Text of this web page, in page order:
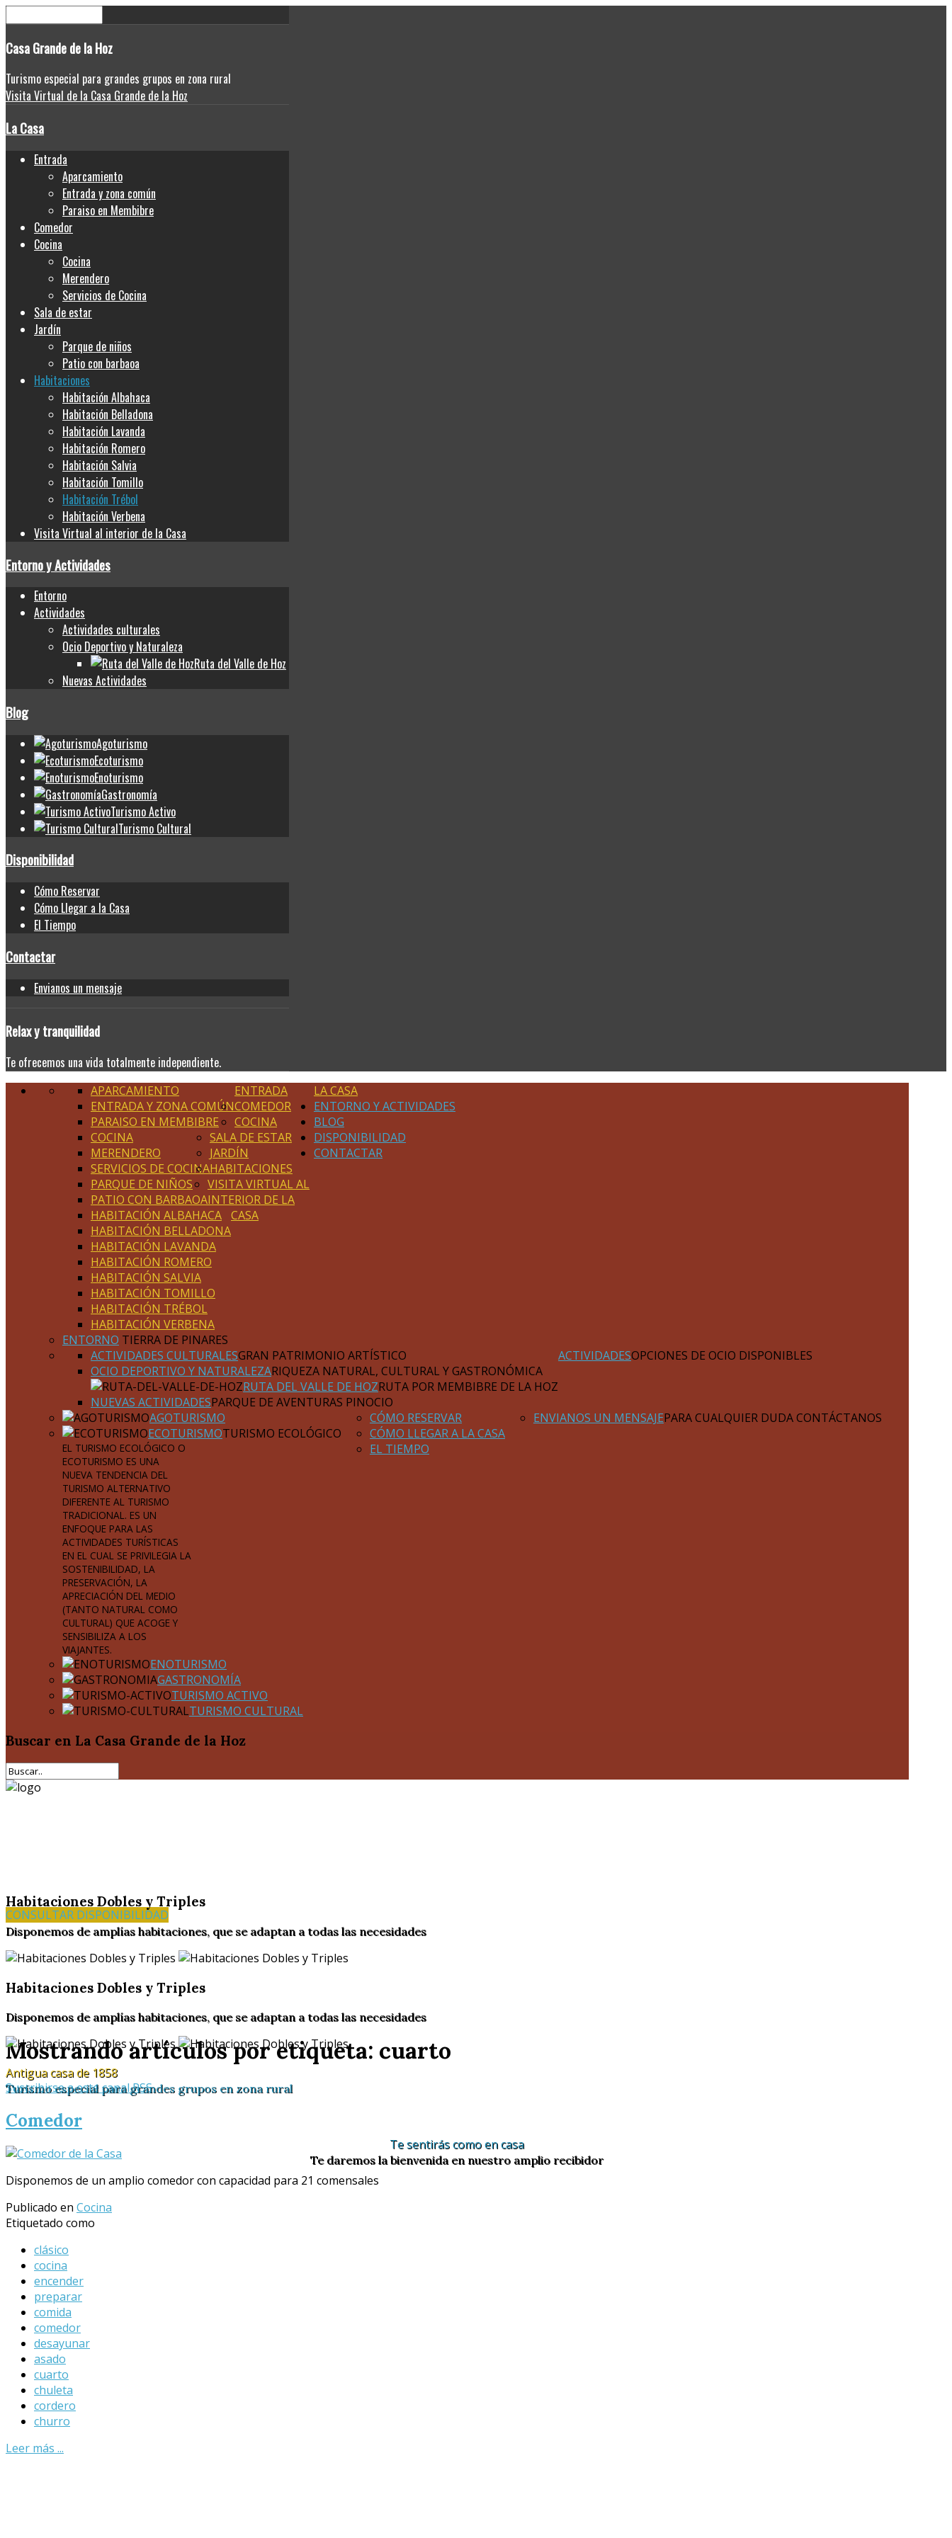
CasaGrande de la Hoz
Turismo especial para grandes grupos en zona rural
Visita Virtual de la Casa Grande de la Hoz
La Casa
Entrada
Aparcamiento
Entrada y zona común
Paraiso en Membibre
Comedor
Cocina
Cocina
Merendero
Servicios de Cocina
Sala de estar
Jardín
Parque de niños
Patio con barbaoa
Habitaciones
Habitación Albahaca
Habitación Belladona
Habitación Lavanda
Habitación Romero
Habitación Salvia
Habitación Tomillo
Habitación Trébol
Habitación Verbena
Visita Virtual al interior de la Casa
Entorno y Actividades
Entorno
Actividades
Actividades culturales
Ocio Deportivo y Naturaleza
Ruta del Valle de Hoz
Nuevas Actividades
Blog
Agoturismo
Ecoturismo
Enoturismo
Gastronomía
Turismo Activo
Turismo Cultural
Disponibilidad
Cómo Reservar
Cómo Llegar a la Casa
El Tiempo
Contactar
Envianos un mensaje
Relaxy tranquilidad
Te ofrecemos una vida totalmente independiente.
LA CASA
ENTRADA
APARCAMIENTO
ENTRADA Y ZONA COMÚN
PARAISO EN MEMBIBRE
COMEDOR
COCINA
COCINA
MERENDERO
SERVICIOS DE COCINA
SALA DE ESTAR
JARDÍN
PARQUE DE NIÑOS
PATIO CON BARBAOA
HABITACIONES
HABITACIÓN ALBAHACA
HABITACIÓN BELLADONA
HABITACIÓN LAVANDA
HABITACIÓN ROMERO
HABITACIÓN SALVIA
HABITACIÓN TOMILLO
HABITACIÓN TRÉBOL
HABITACIÓN VERBENA
VISITA VIRTUAL AL
INTERIOR DE LA
CASA
ENTORNO Y ACTIVIDADES
ENTORNO TIERRA DE PINARES
ACTIVIDADESOPCIONES DE OCIO DISPONIBLES
ACTIVIDADES CULTURALESGRAN PATRIMONIO ARTÍSTICO
OCIO DEPORTIVO Y NATURALEZARIQUEZA NATURAL, CULTURAL Y GASTRONÓMICA
RUTA DEL VALLE DE HOZRUTA POR MEMBIBRE DE LA HOZ
NUEVAS ACTIVIDADESPARQUE DE AVENTURAS PINOCIO
BLOG
AGOTURISMO
ECOTURISMOTURISMO ECOLÓGICO
EL TURISMO ECOLÓGICO O
ECOTURISMO ES UNA
NUEVA TENDENCIA DEL
TURISMO ALTERNATIVO
DIFERENTE AL TURISMO
TRADICIONAL. ES UN
ENFOQUE PARA LAS
ACTIVIDADES TURÍSTICAS
EN EL CUAL SE PRIVILEGIA LA
SOSTENIBILIDAD, LA
PRESERVACIÓN, LA
APRECIACIÓN DEL MEDIO
(TANTO NATURAL COMO
CULTURAL) QUE ACOGE Y
SENSIBILIZA A LOS
VIAJANTES.
ENOTURISMO
GASTRONOMÍA
TURISMO ACTIVO
TURISMO CULTURAL
DISPONIBILIDAD
CÓMO RESERVAR
CÓMO LLEGAR A LA CASA
EL TIEMPO
CONTACTAR
ENVIANOS UN MENSAJEPARA CUALQUIER DUDA CONTÁCTANOS
Buscar en La Casa Grande de la Hoz
Habitaciones Dobles y Triples
Disponemos de amplías habitaciones, que se adaptan a todas las necesidades
Habitaciones Dobles y Triples
Disponemos de amplías habitaciones, que se adaptan a todas las necesidades
Antigua casa de 1858
Turismo especial para grandes grupos en zona rural
Te sentirás como en casa
Te daremos la bienvenida en nuestro amplio recibidor
CONSULTAR DISPONIBILIDAD
Mostrando artículos por etiqueta: cuarto
Suscribirse a este canal RSS
Comedor
Disponemos de un amplio comedor con capacidad para 21 comensales
Publicado en Cocina
Etiquetado como
clásico
cocina
encender
preparar
comida
comedor
desayunar
asado
cuarto
chuleta
cordero
churro
Leer más ...